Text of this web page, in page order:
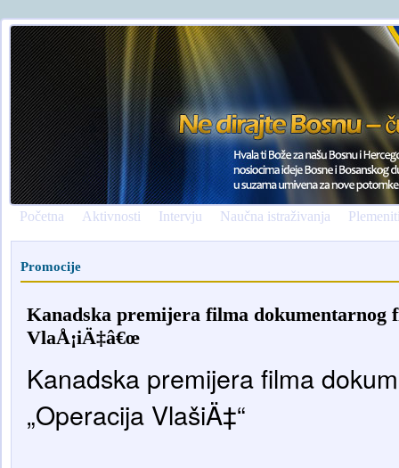
Početna Aktivnosti Intervju Naučna istraživanja
Promocije
Kanadska premijera filma dokumentarnog
VlaÅ¡iÄ‡â€œ
Kanadska premijera filma
„Operacija VlašiÄ‡“